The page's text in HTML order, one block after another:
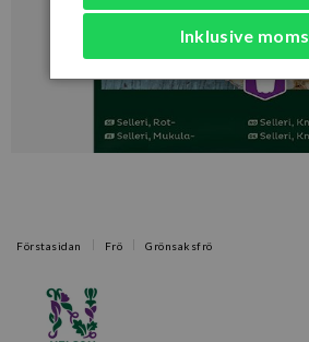
Förstasidan Frö Grönsaksfrö
Inklusive moms